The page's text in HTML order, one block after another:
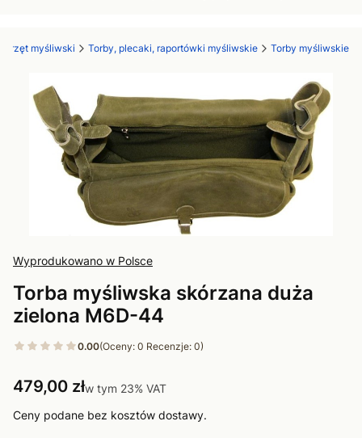
myśliwski Torby, plecaki, raportówki myśliwskie Torby myśliwskie
Wyprodukowano w Polsce
Torba myśliwska skórzana duża
zielona M6D-44
0.00(Oceny: 0 Recenzje: 0)
Cena
479,00 złw tym 23% VAT
w tym 23% VAT
Ceny podane bez kosztów dostawy.